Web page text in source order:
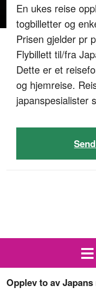
En ukes reise
togbilletter og
Prisen gjelder pr
Flybillett til/fra
Dette er et
og hjemreise.
japanspesialister
Opplev to av